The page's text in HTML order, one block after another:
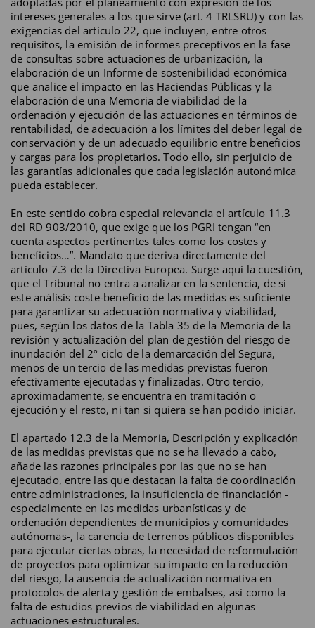
intereses generales a los que sirve (art. 4 TRLSRU) y con las
exigencias del artículo 22, que incluyen, entre otros
requisitos, la emisión de informes preceptivos en la fase
de consultas sobre actuaciones de urbanización, la
elaboración de un Informe de sostenibilidad económica
que analice el impacto en las Haciendas Públicas y la
elaboración de una Memoria de viabilidad de la
ordenación y ejecución de las actuaciones en términos de
rentabilidad, de adecuación a los límites del deber legal de
conservación y de un adecuado equilibrio entre beneficios
y cargas para los propietarios. Todo ello, sin perjuicio de
las garantías adicionales que cada legislación autonómica
pueda establecer.
En este sentido cobra especial relevancia el artículo 11.3
del RD 903/2010, que exige que los PGRI tengan “en
cuenta aspectos pertinentes tales como los costes y
beneficios…”. Mandato que deriva directamente del
artículo 7.3 de la Directiva Europea. Surge aquí la cuestión,
que el Tribunal no entra a analizar en la sentencia, de si
este análisis coste-beneficio de las medidas es suficiente
para garantizar su adecuación normativa y viabilidad,
pues, según los datos de la Tabla 35 de la Memoria de la
revisión y actualización del plan de gestión del riesgo de
inundación del 2º ciclo de la demarcación del Segura,
menos de un tercio de las medidas previstas fueron
efectivamente ejecutadas y finalizadas. Otro tercio,
aproximadamente, se encuentra en tramitación o
ejecución y el resto, ni tan si quiera se han podido iniciar.
El apartado 12.3 de la Memoria, Descripción y explicación
de las medidas previstas que no se ha llevado a cabo,
añade las razones principales por las que no se han
ejecutado, entre las que destacan la falta de coordinación
entre administraciones, la insuficiencia de financiación -
especialmente en las medidas urbanísticas y de
ordenación dependientes de municipios y comunidades
autónomas-, la carencia de terrenos públicos disponibles
para ejecutar ciertas obras, la necesidad de reformulación
de proyectos para optimizar su impacto en la reducción
del riesgo, la ausencia de actualización normativa en
protocolos de alerta y gestión de embalses, así como la
falta de estudios previos de viabilidad en algunas
actuaciones estructurales.